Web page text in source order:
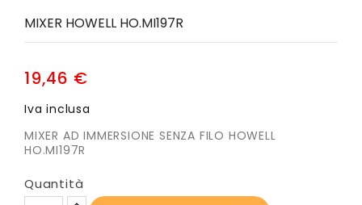
MIXER HOWELL HO.MI197R
19,46 €
Iva inclusa
MIXER AD IMMERSIONE SENZA FILO HOWELL
HO.MI197R
Quantità